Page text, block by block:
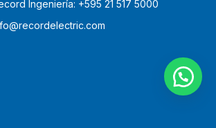
Ingeniería: +595 21 517 5000